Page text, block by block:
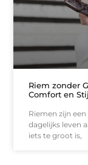
Riem zonder
Comfort en
Riemen zijn
dagelijks leven
iets te groot is,